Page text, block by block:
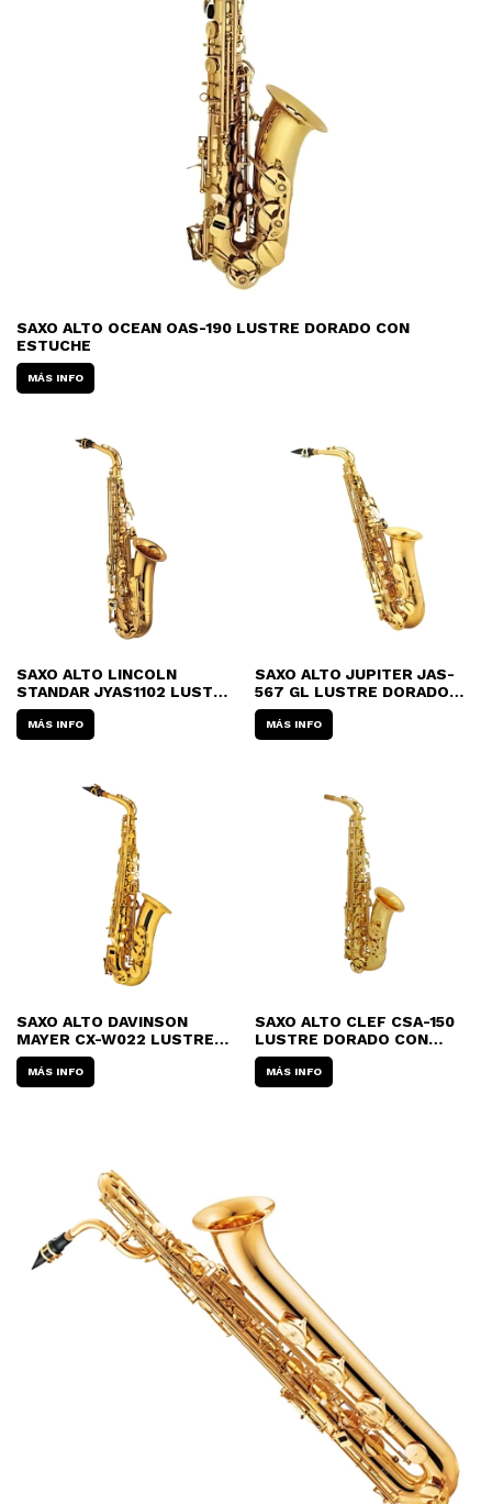
SAXO ALTO OCEAN OAS-190 LUSTRE DORADO CON
ESTUCHE
MÁS INFO
SAXO ALTO LINCOLN
STANDAR JYAS1102 LUSTRE
DORADO CON ESTUCHE
MÁS INFO
SAXO ALTO JUPITER JAS-
567 GL LUSTRE DORADO
CON ESTUCHE
MÁS INFO
SAXO ALTO DAVINSON
MAYER CX-W022 LUSTRES
DORADO CON ESTUCHE
MÁS INFO
SAXO ALTO CLEF CSA-150
LUSTRE DORADO CON
ESTUCHE
MÁS INFO